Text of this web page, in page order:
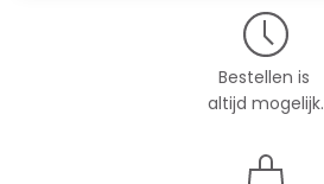
Bestellen is
altijd mogelijk.